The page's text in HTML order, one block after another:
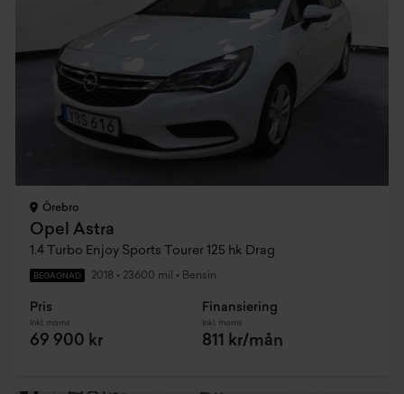
Örebro
Opel Astra
1.4 Turbo Enjoy Sports Tourer 125 hk Drag
BEGAGNAD 2018 • 23600 mil • Bensin
Pris
Inkl. moms
69 900 kr
Finansiering
Inkl. moms
811 kr/mån